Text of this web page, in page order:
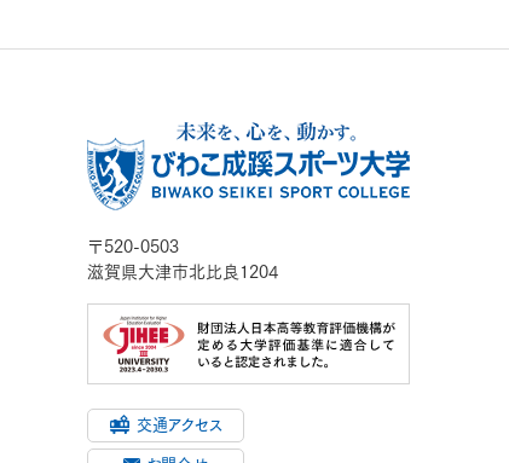
〒520-0503
滋賀県大津市北比良1204
交通アクセス